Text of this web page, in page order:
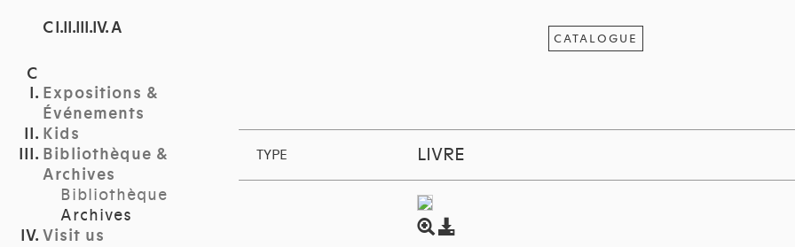
C I.II.III.IV. A
Expositions &
Événements
Kids
Bibliothèque &
Archives
Bibliothèque
Archives
Visit us
CATALOGUE
TYPE LIVRE